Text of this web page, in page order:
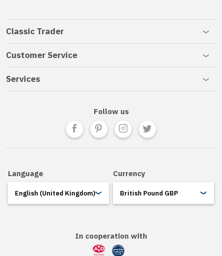
Classic Trader
Customer Service
Services
Follow us
Follow us on Facebook
Follow us on Pinterest
Follow us on Instagram
Follow us on
Language Currency
In cooperation with